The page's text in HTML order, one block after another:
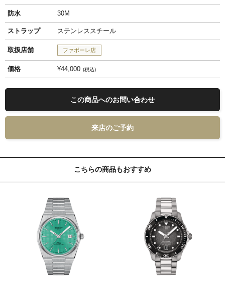
防水 30M
ストラップ ステンレススチール
取扱店舗 ファボーレ店
価格 ¥44,000 税込
この商品へのお問い合わせ
来店のご予約
こちらの商品もおすすめ